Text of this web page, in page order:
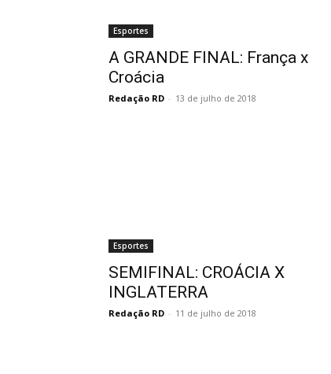
Esportes
A GRANDE FINAL: França x
Croácia
Redação RD - 13 de julho de 2018
Esportes
SEMIFINAL: CROÁCIA X
INGLATERRA
Redação RD - 11 de julho de 2018